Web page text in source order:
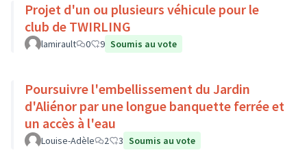
Projet d'un ou plusieurs véhicule pour le
club de TWIRLING
lamirault 0 9 Soumis au vote
Poursuivre l'embellissement du Jardin
d'Aliénor par une longue banquette ferrée et
un accès à l'eau
Louise-Adèle 2 3 Soumis au vote